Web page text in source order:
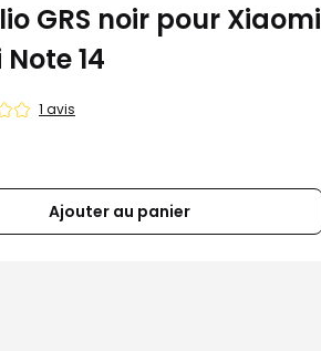
GRS noir pour Xiaomi
14
1 avis
Ajouter au panier